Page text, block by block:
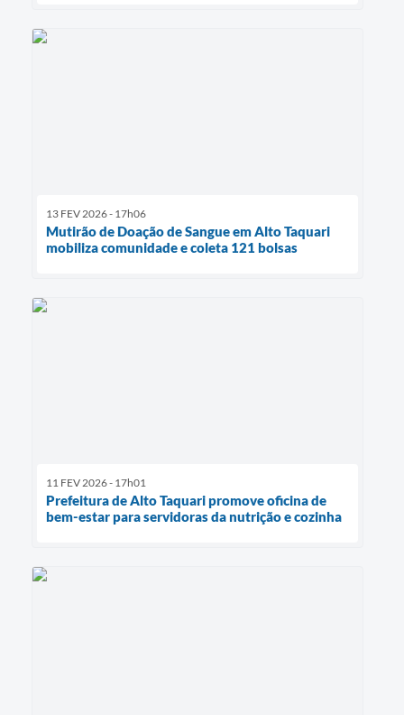
13 FEV 2026 - 17h06
Mutirão de Doação de Sangue em Alto Taquari
mobiliza comunidade e coleta 121 bolsas
11 FEV 2026 - 17h01
Prefeitura de Alto Taquari promove oficina de
bem-estar para servidoras da nutrição e cozinha